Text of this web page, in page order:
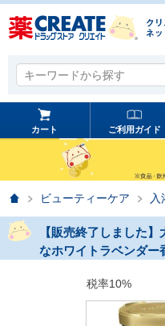
キーワードから探す
キーワードから探す
カート ご利用ガイド
ホームビューティーケア 入
【販売終了しました
なホワイトラベンダ
税率10%